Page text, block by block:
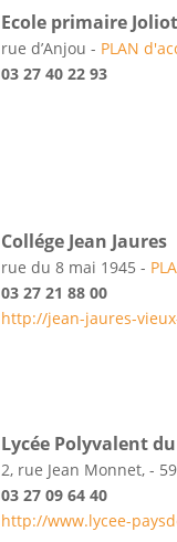
Ecole primaire
rue d’Anjou - PLAN
03 27 40 22 93
Collége Jean Jaures
rue du 8 mai 1945 -
03 27 21 88 00
http://jean-jaures-
Lycée Polyvalent
2, rue Jean Monnet, -
03 27 09 64 40
http://www.lycee-